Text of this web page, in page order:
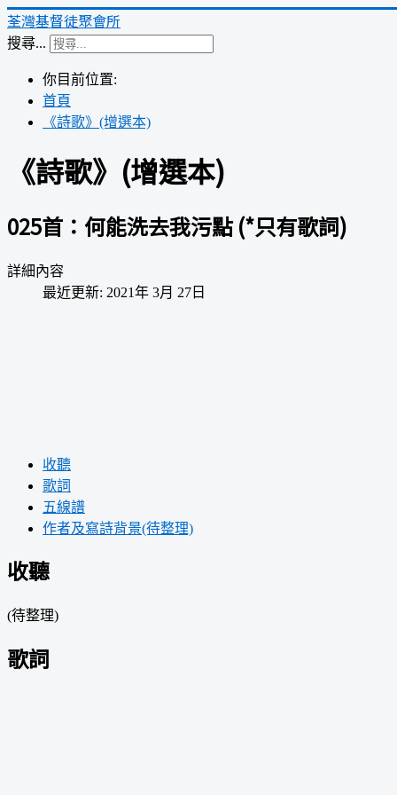
荃灣基督徒聚會所
搜尋...
你目前位置:
首頁
《詩歌》(增選本)
《詩歌》(增選本)
025首：何能洗去我污點 (*只有歌詞)
詳細內容
最近更新: 2021年 3月 27日
收聽
歌詞
五線譜
作者及寫詩背景(待整理)
收聽
(待整理)
歌詞